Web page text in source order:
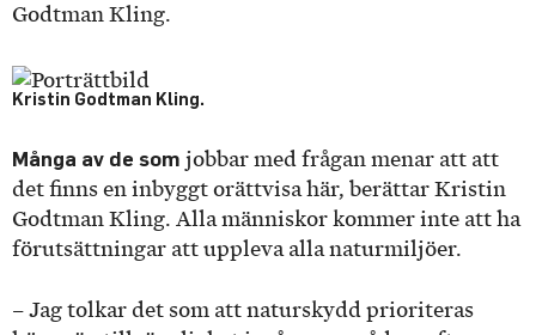
Godtman Kling.
Kristin Godtman Kling.
Många av de som jobbar med frågan menar att att
det finns en inbyggt orättvisa här, berättar Kristin
Godtman Kling. Alla människor kommer inte att ha
förutsättningar att uppleva alla naturmiljöer.
– Jag tolkar det som att naturskydd prioriteras